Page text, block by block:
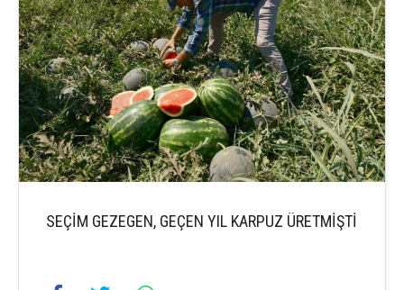
SEÇİM GEZEGEN, GEÇEN YIL KARPUZ ÜRETMİŞTİ